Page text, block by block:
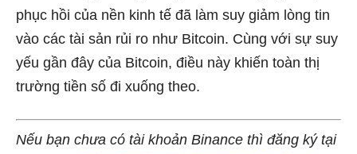
phục hồi của nền kinh tế đã làm suy giảm lòng tin
vào các tài sản rủi ro như Bitcoin. Cùng với sự suy
yếu gần đây của Bitcoin, điều này khiến toàn thị
trường tiền số đi xuống theo.
Nếu bạn chưa có tài khoản Binance thì đăng ký tại